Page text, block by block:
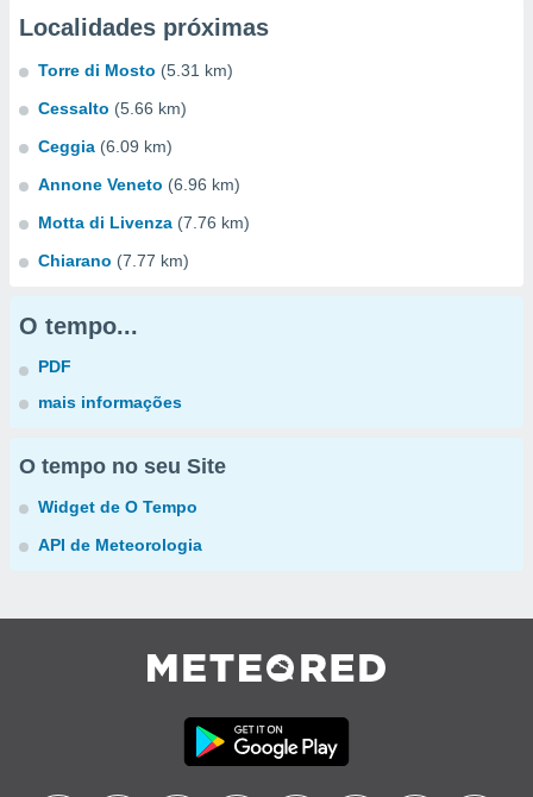
Localidades próximas
Torre di Mosto (5.31 km)
Cessalto (5.66 km)
Ceggia (6.09 km)
Annone Veneto (6.96 km)
Motta di Livenza (7.76 km)
Chiarano (7.77 km)
O tempo...
PDF
mais informações
O tempo no seu Site
Widget de O Tempo
API de Meteorologia